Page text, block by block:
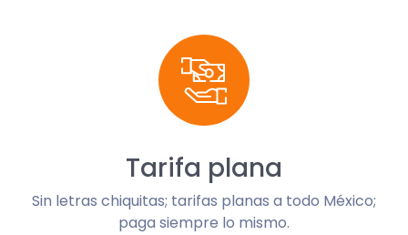
Tarifa plana
Sin letras chiquitas; tarifas planas a todo México;
paga siempre lo mismo.